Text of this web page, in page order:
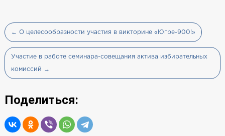
← О целесообразности участия в викторине «Югре-900!»
Участие в работе семинара-совещания актива избирательных
комиссий →
Поделиться: